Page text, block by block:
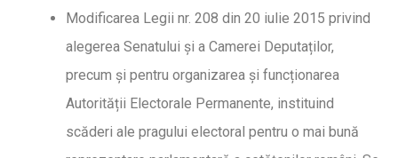
Modificarea Legii nr. 208 din 20 iulie 2015 privind
alegerea Senatului și a Camerei Deputaților,
precum și pentru organizarea și funcționarea
Autorității Electorale Permanente, instituind
scăderi ale pragului electoral pentru o mai bună